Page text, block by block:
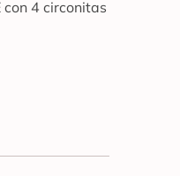
4 circonitas